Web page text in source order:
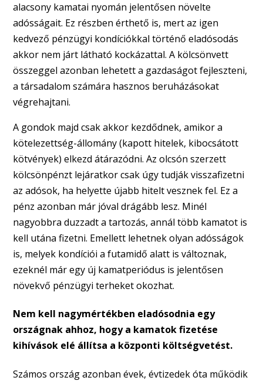
alacsony kamatai nyomán jelentősen növelte
adósságait. Ez részben érthető is, mert az igen
kedvező pénzügyi kondíciókkal történő eladósodás
akkor nem járt látható kockázattal. A kölcsönvett
összeggel azonban lehetett a gazdaságot fejleszteni,
a társadalom számára hasznos beruházásokat
végrehajtani.
A gondok majd csak akkor kezdődnek, amikor a
kötelezettség-állomány (kapott hitelek, kibocsátott
kötvények) elkezd átárazódni. Az olcsón szerzett
kölcsönpénzt lejáratkor csak úgy tudják visszafizetni
az adósok, ha helyette újabb hitelt vesznek fel. Ez a
pénz azonban már jóval drágább lesz. Minél
nagyobbra duzzadt a tartozás, annál több kamatot is
kell utána fizetni. Emellett lehetnek olyan adósságok
is, melyek kondíciói a futamidő alatt is változnak,
ezeknél már egy új kamatperiódus is jelentősen
növekvő pénzügyi terheket okozhat.
Nem kell nagymértékben eladósodnia egy
országnak ahhoz, hogy a kamatok fizetése
kihívások elé állítsa a központi költségvetést.
Számos ország azonban évek, évtizedek óta működik